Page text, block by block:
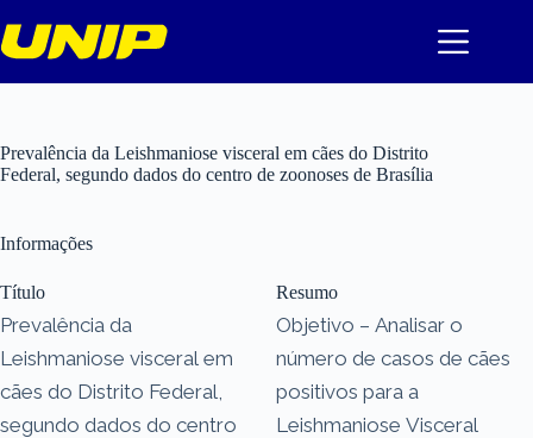
para
o
Prevalência da Leishmaniose visceral em cães do Distrito
Federal, segundo dados do centro de zoonoses de Brasília
Informações
Título
Prevalência da
Leishmaniose visceral em
cães do Distrito Federal,
segundo dados do centro
Resumo
Objetivo – Analisar o
número de casos de cães
positivos para a
Leishmaniose Visceral